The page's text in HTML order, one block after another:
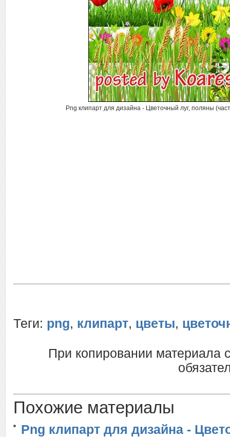
Png клипарт для дизайна - Цветочный луг, поляны
Теги: png, клипарт, цветы,
При копировании материала
Похожие материалы
Png клипарт для дизайна -